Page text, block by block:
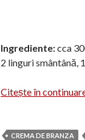
Ingrediente:cca
2 linguri smântână,
Citește în
CREMA DE BRANZA